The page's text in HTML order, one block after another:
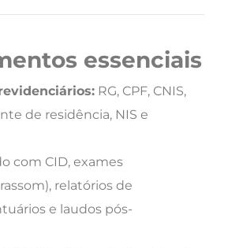
essenciais
RG, CPF, CNIS,
de residência, NIS e
com CID, exames
relatórios de
e laudos pós-